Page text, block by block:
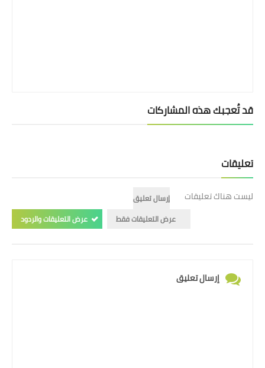
قد تُعجبك هذه المشاركات
تعليقات
ليست هناك تعليقات
إرسال تعليق
عرض التعليقات فقط
عرض التعليقات والردود
إرسال تعليق